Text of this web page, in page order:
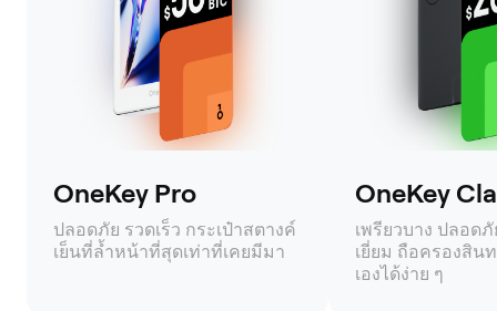
OneKey Pro
ปลอดภัย รวดเร็ว กระเป๋าสตางค์
เย็นที่ล้ำหน้าที่สุดเท่าที่เคยมีมา
OneKey
เพรียวบาง ปลอด
เยี่ยม ถือครองสิน
เองได้ง่าย ๆ